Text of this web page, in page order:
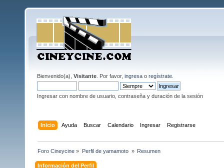
Bienvenido(a), Visitante . Por favor, ingresa o regístrate
Ingresar con nombre de usuario, contraseña y duración de la sesión
Inicio Ayuda Buscar Calendario Ingresar Registrarse
Foro Cineycine » Perfil de yamamoto » Resumen
Información del Perfil